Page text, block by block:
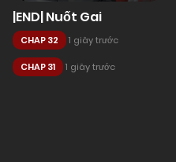
|END| Nuốt Gai
CHAP 32 1 giây trước
CHAP 31 1 giây trước